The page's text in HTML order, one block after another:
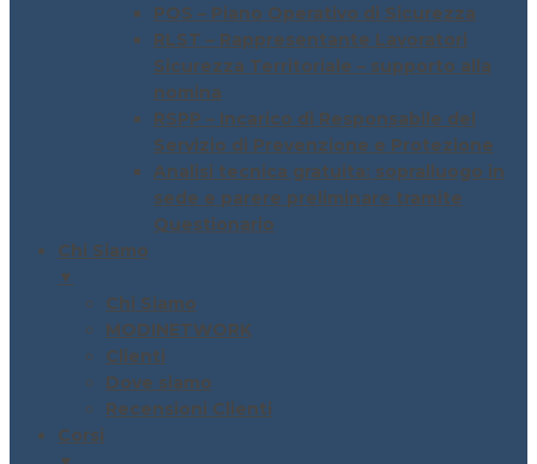
POS – Piano Operativo di Sicurezza
RLST – Rappresentante Lavoratori
Sicurezza Territoriale – supporto alla
nomina
RSPP – Incarico di Responsabile del
Servizio di Prevenzione e Protezione
Analisi tecnica gratuita: sopralluogo in
sede e parere preliminare tramite
Questionario
Chi Siamo
▼
Chi Siamo
MODINETWORK
Clienti
Dove siamo
Recensioni Clienti
Corsi